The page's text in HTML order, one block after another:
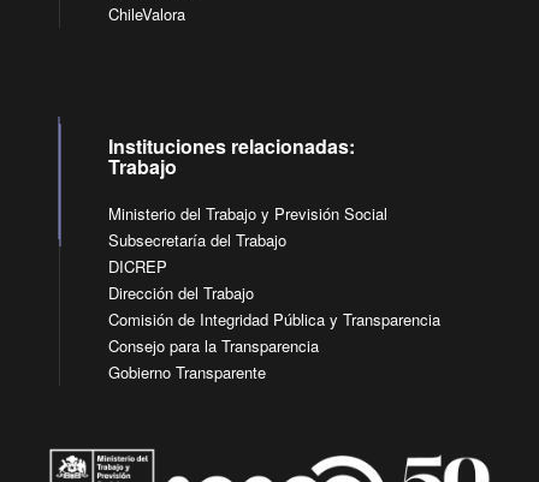
ChileValora
Instituciones relacionadas:
Trabajo
Ministerio del Trabajo y Previsión Social
Subsecretaría del Trabajo
DICREP
Dirección del Trabajo
Comisión de Integridad Pública y Transparencia
Consejo para la Transparencia
Gobierno Transparente